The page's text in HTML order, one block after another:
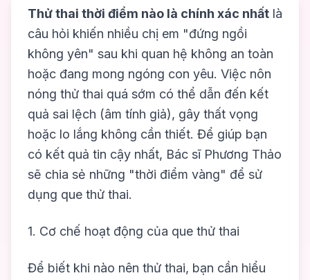
Thử thai thời điểm nào là chính xác nhất là
câu hỏi khiến nhiều chị em "đứng ngồi
không yên" sau khi quan hệ không an toàn
hoặc đang mong ngóng con yêu. Việc nôn
nóng thử thai quá sớm có thể dẫn đến kết
quả sai lệch (âm tính giả), gây thất vọng
hoặc lo lắng không cần thiết. Để giúp bạn
có kết quả tin cậy nhất, Bác sĩ Phương Thảo
sẽ chia sẻ những "thời điểm vàng" để sử
dụng que thử thai.
1. Cơ chế hoạt động của que thử thai
Để biết khi nào nên thử thai, bạn cần hiểu